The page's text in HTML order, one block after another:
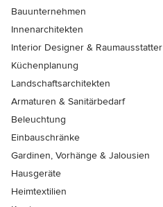
Bauunternehmen
Innenarchitekten
Interior Designer & Raumausstatter
Küchenplanung
Landschaftsarchitekten
Armaturen & Sanitärbedarf
Beleuchtung
Einbauschränke
Gardinen, Vorhänge & Jalousien
Hausgeräte
Heimtextilien